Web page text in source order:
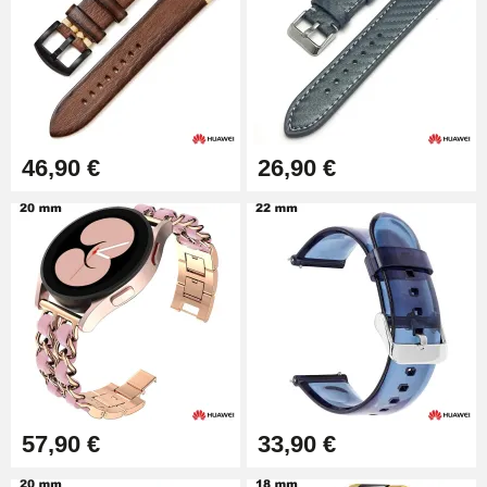
Alicates de perforación
Alicates para correas de reloj
10,90 €
Kit de relojería para
principiantes
26,90 €
Boîte Pompe Pulsera Montre -
Diámetro 1.50 mm - 8 a 25 mm
46,90 € 26,90 €
57,90 € 33,90 €